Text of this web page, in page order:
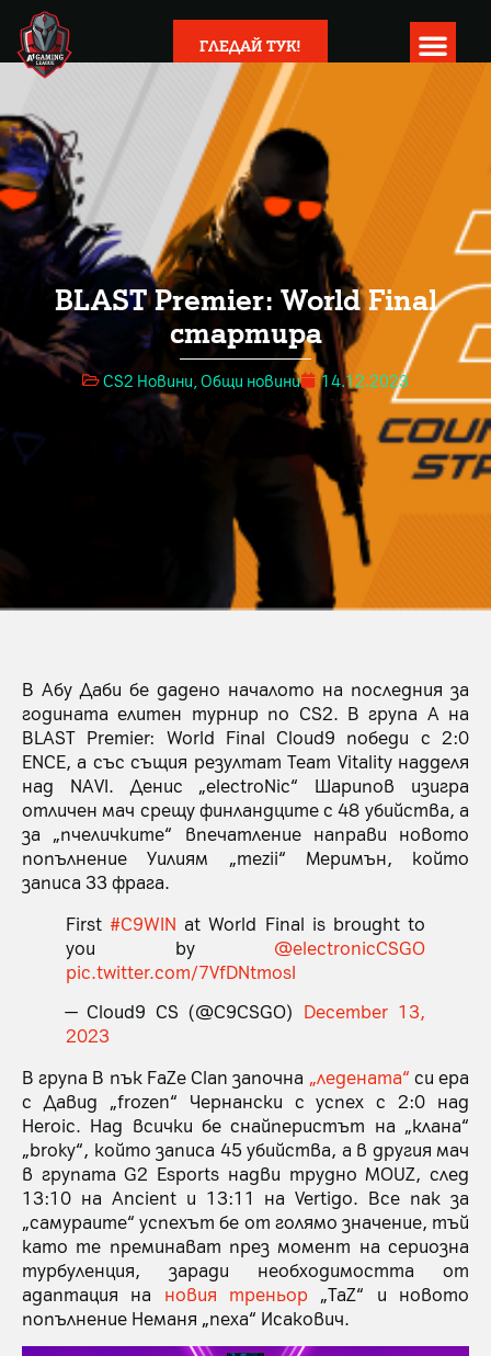
ГЛЕДАЙ ТУК!
BLAST Premier: World Final
стартира
CS2 Новини Общи новини 14.12.2023
В Абу Даби бе дадено началото на последния за
годината елитен турнир по CS2. В група А на
BLAST Premier: World Final Cloud9 победи с 2:0
ENCE, а със същия резултат Team Vitality надделя
над NAVI. Денис „electroNic“ Шарипов изигра
отличен мач срещу финландците с 48 убийства, а
за „пчеличките“ впечатление направи новото
попълнение Уилиям „mezii“ Меримън, който
записа 33 фрага.
First #C9WIN at World Final is brought to
you by @electronicCSGO
pic.twitter.com/7VfDNtmosI
— Cloud9 CS (@C9CSGO) December 13,
2023
В група B пък FaZe Clan започна „ледената“ си ера
с Давид „frozen“ Чернански с успех с 2:0 над
Heroic. Над всички бе снайперистът на „клана“
„broky“, който записа 45 убийства, а в другия мач
в групата G2 Esports надви трудно MOUZ, след
13:10 на Ancient и 13:11 на Vertigo. Все пак за
„самураите“ успехът бе от голямо значение, тъй
като те преминават през момент на сериозна
турбуленция, заради необходимостта от
адаптация на новия треньор „TaZ“ и новото
попълнение Неманя „nexa“ Исакович.